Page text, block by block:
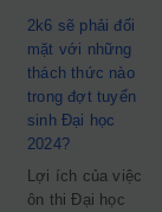
2k6 sẽ phải đối
mặt với những
thách thức nào
trong đợt tuyển
sinh Đại học
2024?
Lợi ích của việc
ôn thi Đại học